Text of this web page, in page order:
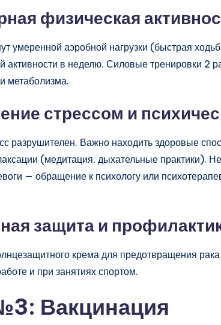
физическая
умеренной аэробной нагрузки (быстрая
активности в неделю. Силовые тренировки 2
метаболизма.
стрессом и
разрушителен. Важно находить здоровые
(медитация, дыхательные практики).
— обращение к психологу или
защита и
крема для предотвращения
и при занятиях спортом.
Вакцинация